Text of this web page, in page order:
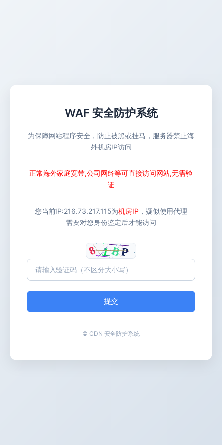
WAF 安全防护系统
为保障网站程序安全，防止被黑或挂马，服务器禁止海
外机房IP访问
正常海外家庭宽带,公司网络等可直接访问网站,无需验
证
您当前IP:216.73.217.115为机房IP ，疑似使用代理
需要对您身份鉴定后才能访问
提交
© CDN 安全防护系统